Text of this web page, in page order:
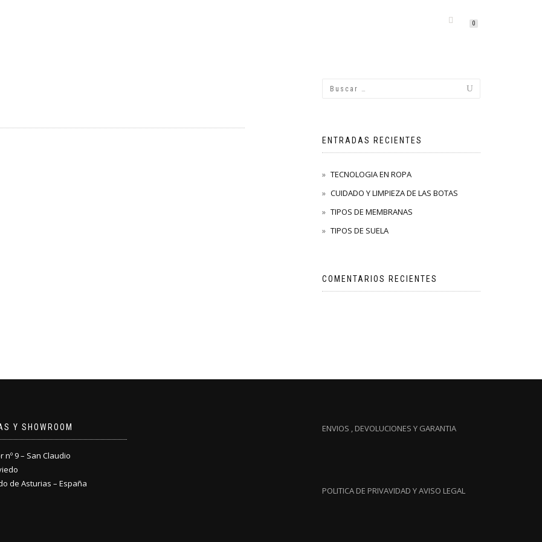
0
ENTRADAS RECIENTES
TECNOLOGIA EN ROPA
CUIDADO Y LIMPIEZA DE LAS BOTAS
TIPOS DE MEMBRANAS
TIPOS DE SUELA
COMENTARIOS RECIENTES
Y SHOWROOM
nº 9 – San Claudio
de Asturias – España
ENVIOS , DEVOLUCIONES Y GARANTIA
POLITICA DE PRIVAVIDAD Y AVISO LEGAL